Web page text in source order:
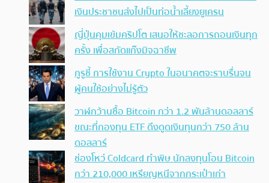
เงินประชาชนส่งไปเป็นท่อน้ำเลี้ยงยูเครน
ญี่ปุ่นคุมเข้มคริปโต เสนอให้ชะลอการถอนเงินทุก
ครั้ง เพื่อสกัดแก๊งมิจฉาชีพ
กูรูชี้ การใช้งาน Crypto ในอนาคตจะราบรื่นจน
ผู้คนใช้อย่างไม่รู้ตัว
วาฬกว้านซื้อ Bitcoin กว่า 1.2 พันล้านดอลลาร์
ขณะที่กองทุน ETF ดึงดูดเงินทุนกว่า 750 ล้าน
ดอลลาร์
ช่องโหว่ Coldcard ทำพิษ นักลงทุนโอน Bitcoin
กว่า 210,000 เหรียญหนีจากกระเป๋าเก่า